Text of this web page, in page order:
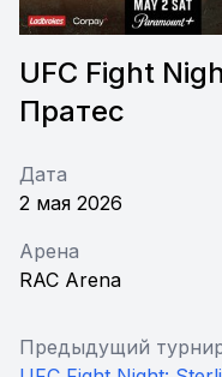
UFC Fight
Пратес
Дата
2 мая 2026
Арена
RAC Arena
Предыдущий